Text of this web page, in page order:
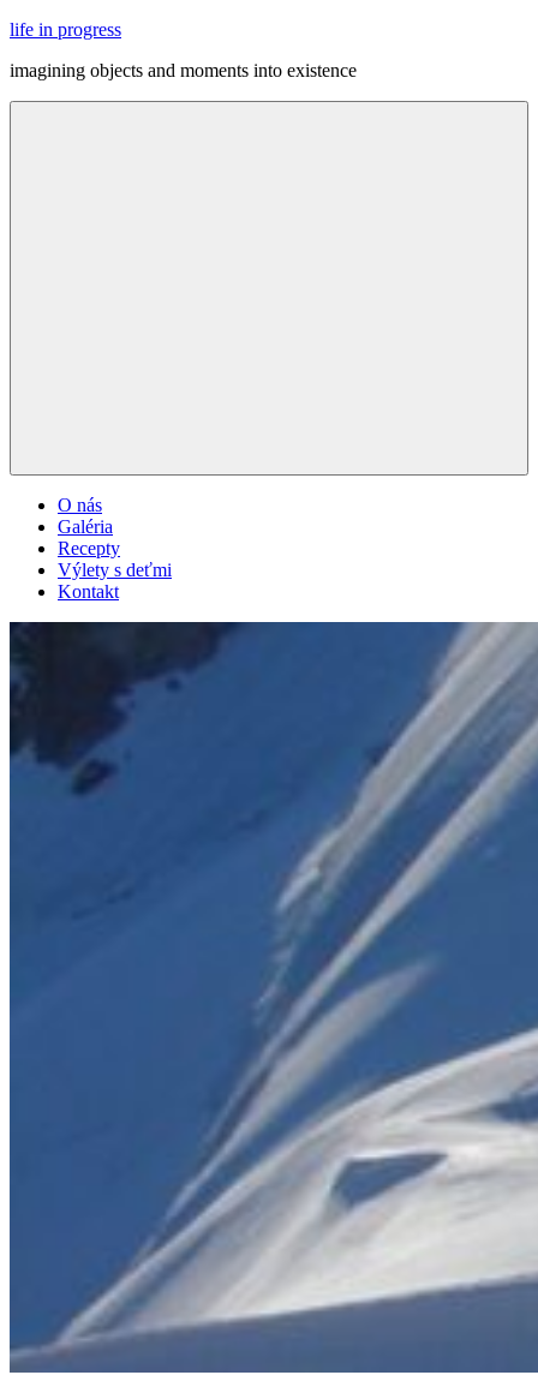
Skip
content
life in progress
imagining objects and moments into existence
O nás
Galéria
Recepty
Výlety s deťmi
Kontakt